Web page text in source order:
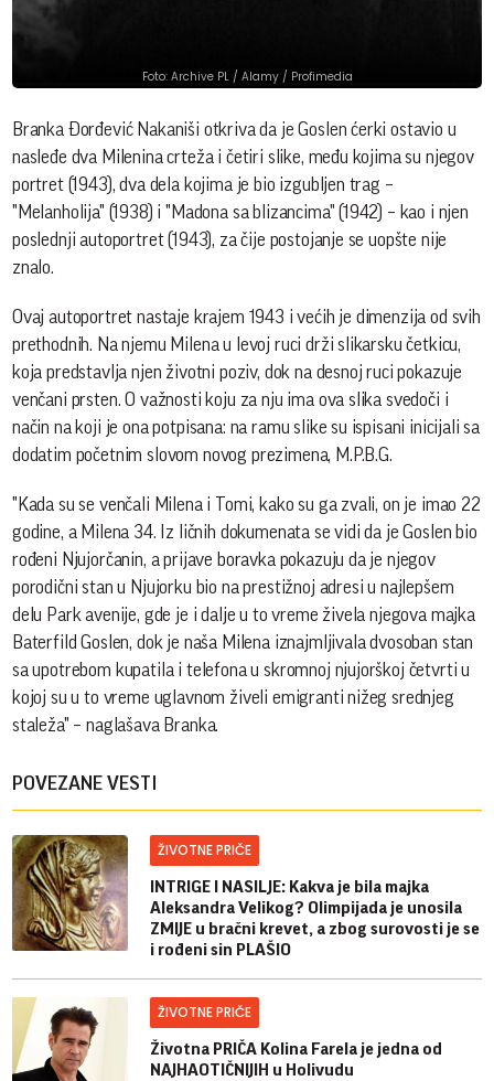
Foto: Archive PL / Alamy / Profimedia
Branka Đorđević Nakaniši otkriva da je Goslen ćerki ostavio u
nasleđe dva Milenina crteža i četiri slike, među kojima su njegov
portret (1943), dva dela kojima je bio izgubljen trag –
"Melanholija" (1938) i "Madona sa blizancima" (1942) – kao i njen
poslednji autoportret (1943), za čije postojanje se uopšte nije
znalo.
Ovaj autoportret nastaje krajem 1943 i većih je dimenzija od svih
prethodnih. Na njemu Milena u levoj ruci drži slikarsku četkicu,
koja predstavlja njen životni poziv, dok na desnoj ruci pokazuje
venčani prsten. O važnosti koju za nju ima ova slika svedoči i
način na koji je ona potpisana: na ramu slike su ispisani inicijali sa
dodatim početnim slovom novog prezimena, M.P.B.G.
"Kada su se venčali Milena i Tomi, kako su ga zvali, on je imao 22
godine, a Milena 34. Iz ličnih dokumenata se vidi da je Goslen bio
rođeni Njujorčanin, a prijave boravka pokazuju da je njegov
porodični stan u Njujorku bio na prestižnoj adresi u najlepšem
delu Park avenije, gde je i dalje u to vreme živela njegova majka
Baterfild Goslen, dok je naša Milena iznajmljivala dvosoban stan
sa upotrebom kupatila i telefona u skromnoj njujorškoj četvrti u
kojoj su u to vreme uglavnom živeli emigranti nižeg srednjeg
staleža" – naglašava Branka.
POVEZANE VESTI
ŽIVOTNE PRIČE
INTRIGE I NASILJE: Kakva je bila majka
Aleksandra Velikog? Olimpijada je unosila
ZMIJE u bračni krevet, a zbog surovosti je se
i rođeni sin PLAŠIO
ŽIVOTNE PRIČE
Životna PRIČA Kolina Farela je jedna od
NAJHAOTIČNIJIH u Holivudu